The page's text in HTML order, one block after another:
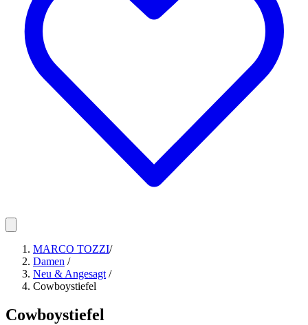
MARCO TOZZI/
Damen /
Neu & Angesagt /
Cowboystiefel
Cowboystiefel